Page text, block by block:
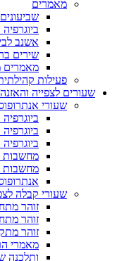
מאמרים
שביעונים
אשנב
שירים
מאמרים
פעילות
שעורים לצפייה והאזנה
שעורי
ביוגרפיה
ביוגרפיה
ביוגרפיה
מחשבות
מחשבות
שעורי קבלה
זוהר
זוהר
זוהר
מאמרי
ותלכנה